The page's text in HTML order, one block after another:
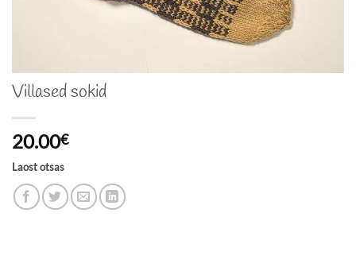
Villased sokid
20.00€
Laost otsas